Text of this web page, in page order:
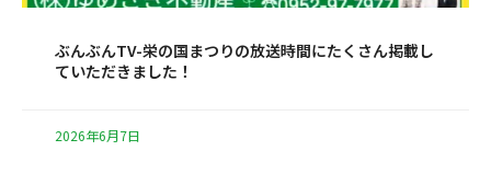
ぶんぶんTV-栄の国まつりの放送時間にたくさん掲載し
ていただきました！
2026年6月7日